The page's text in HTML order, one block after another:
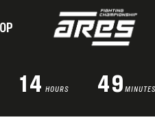
14 HOURS 49MINUTES